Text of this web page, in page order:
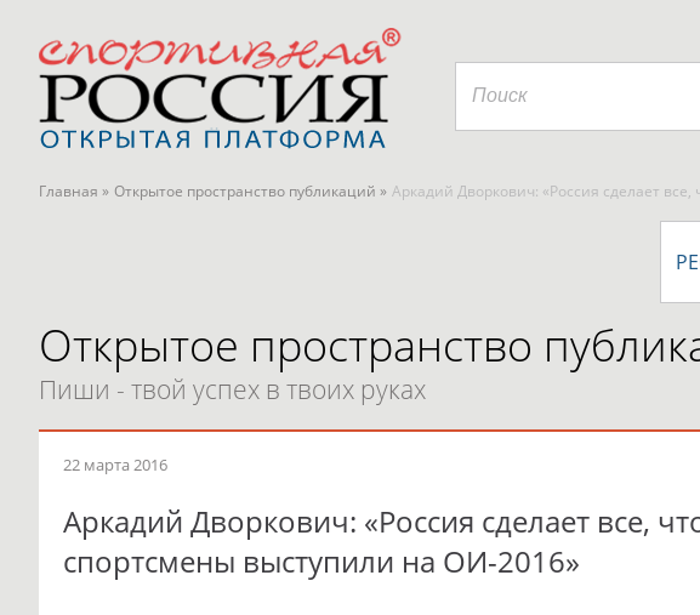
Главная » Открытое пространство публикаций » Аркадий Дворкович: «Россия сделает
Открытое пространство
Пиши - твой успех в твоих руках
22 марта 2016
Аркадий Дворкович: «Россия сделает все,
спортсмены выступили на ОИ-2016»